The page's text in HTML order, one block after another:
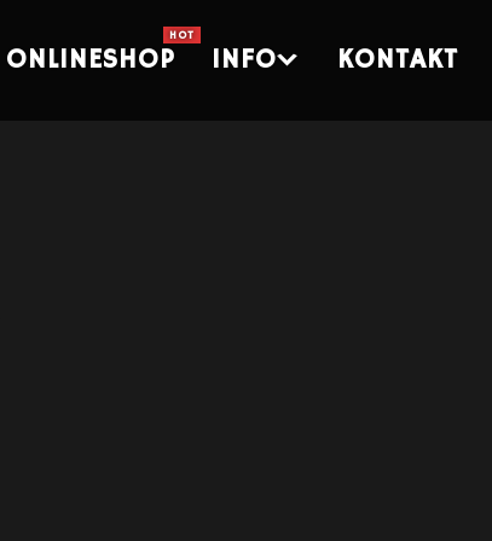
ONLINESHOP INFO KONTAKT